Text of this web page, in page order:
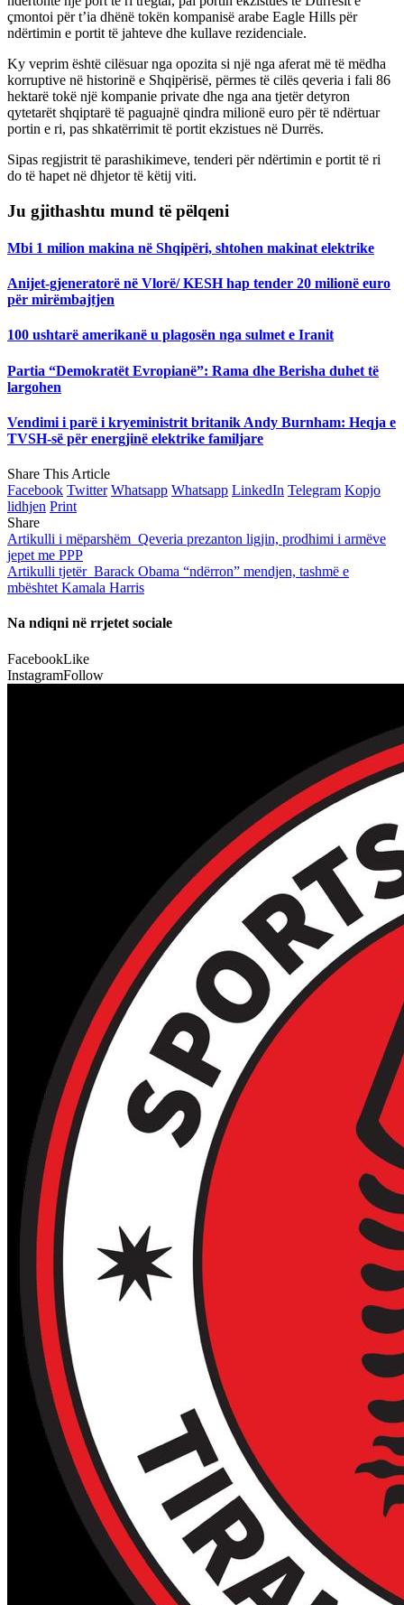
çmontoi për t’ia dhënë tokën kompanisë arabe Eagle Hills për
ndërtimin e portit të jahteve dhe kullave rezidenciale.
Ky veprim është cilësuar nga opozita si një nga aferat më të mëdha
korruptive në historinë e Shqipërisë, përmes të cilës qeveria i fali 86
hektarë tokë një kompanie private dhe nga ana tjetër detyron
qytetarët shqiptarë të paguajnë qindra milionë euro për të ndërtuar
portin e ri, pas shkatërrimit të portit ekzistues në Durrës.
Sipas regjistrit të parashikimeve, tenderi për ndërtimin e portit të ri
do të hapet në dhjetor të këtij viti.
Ju gjithashtu mund të pëlqeni
Mbi 1 milion makina në Shqipëri, shtohen makinat elektrike
Anijet-gjeneratorë në Vlorë/ KESH hap tender 20 milionë euro
për mirëmbajtjen
100 ushtarë amerikanë u plagosën nga sulmet e Iranit
Partia “Demokratët Evropianë”: Rama dhe Berisha duhet të
largohen
Vendimi i parë i kryeministrit britanik Andy Burnham: Heqja e
TVSH-së për energjinë elektrike familjare
Share This Article
Facebook Twitter Whatsapp Whatsapp LinkedIn Telegram Kopjo
lidhjen Print
Share
Artikulli i mëparshëm Qeveria prezanton ligjin, prodhimi i armëve
jepet me PPP
Artikulli tjetër Barack Obama “ndërron” mendjen, tashmë e
mbështet Kamala Harris
Na ndiqni në rrjetet sociale
FacebookLike
InstagramFollow